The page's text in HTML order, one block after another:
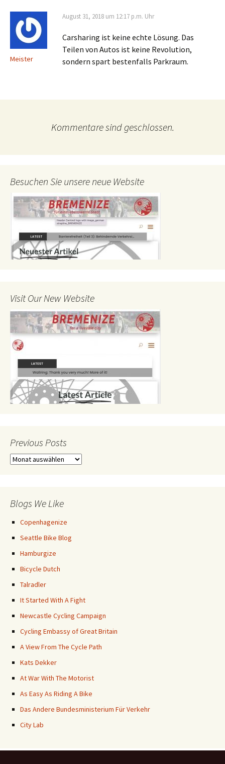
Meister
August 31, 2018 um 12:17 p.m. Uhr
Carsharing ist keine echte Lösung. Das
Teilen von Autos ist keine Revolution,
sondern spart bestenfalls Parkraum.
Kommentare sind geschlossen.
Besuchen Sie unsere neue Website
Visit Our New Website
Previous Posts
Previous
Blogs We Like
Copenhagenize
Seattle Bike Blog
Hamburgize
Bicycle Dutch
Talradler
It Started With A Fight
Newcastle Cycling Campaign
Cycling Embassy of Great Britain
A View From The Cycle Path
Kats Dekker
At War With The Motorist
As Easy As Riding A Bike
Das Andere Bundesministerium Für Verkehr
City Lab